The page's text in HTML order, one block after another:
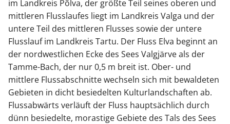
im Landkreis Põlva, der größte Teil seines oberen und
mittleren Flusslaufes liegt im Landkreis Valga und der
untere Teil des mittleren Flusses sowie der untere
Flusslauf im Landkreis Tartu. Der Fluss Elva beginnt an
der nordwestlichen Ecke des Sees Valgjärve als der
Tamme-Bach, der nur 0,5 m breit ist. Ober- und
mittlere Flussabschnitte wechseln sich mit bewaldeten
Gebieten in dicht besiedelten Kulturlandschaften ab.
Flussabwärts verläuft der Fluss hauptsächlich durch
dünn besiedelte, morastige Gebiete des Tals des Sees